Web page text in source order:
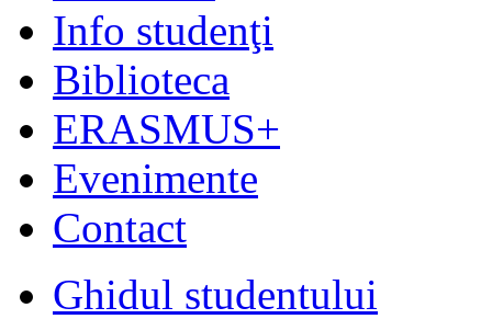
Info studenţi
Biblioteca
ERASMUS+
Evenimente
Contact
Ghidul studentului